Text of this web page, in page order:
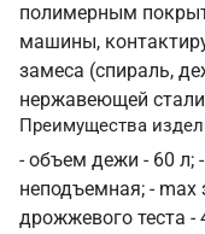
полимерным
машины,
замеса (спираль,
нержавеющей
Преимущества
- объем дежи - 60 л;
неподъемная; - max
дрожжевого теста -